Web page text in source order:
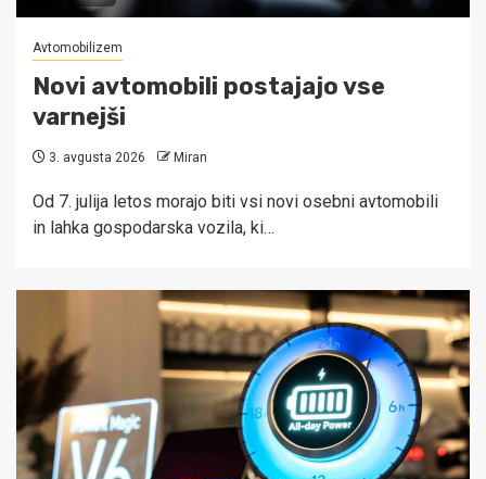
Avtomobilizem
Novi avtomobili postajajo vse
varnejši
3. avgusta 2026 Miran
Od 7. julija letos morajo biti vsi novi osebni avtomobili
in lahka gospodarska vozila, ki…